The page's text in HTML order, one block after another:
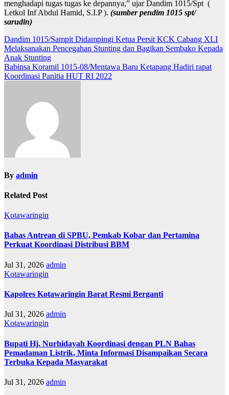
menghadapi tugas tugas ke depannya,” ujar Dandim 1015/Spt (
Letkol Inf Abdul Hamid, S.I.P ). (sumber pendim 1015 spt/
sarudin)
Navigasi
pos
Dandim 1015/Sampit Didampingi Ketua Persit KCK Cabang XLI
Melaksanakan Pencegahan Stunting dan Bagikan Sembako Kepada
Anak Stunting
Babinsa Koramil 1015-08/Mentawa Baru Ketapang Hadiri rapat
Koordinasi Panitia HUT RI 2022
By admin
Related Post
Kotawaringin
Bahas Antrean di SPBU, Pemkab Kobar dan Pertamina
Perkuat Koordinasi Distribusi BBM
Jul 31, 2026 admin
Kotawaringin
Kapolres Kotawaringin Barat Resmi Berganti
Jul 31, 2026 admin
Kotawaringin
Bupati Hj. Nurhidayah Koordinasi dengan PLN Bahas
Pemadaman Listrik, Minta Informasi Disampaikan Secara
Terbuka Kepada Masyarakat
Jul 31, 2026 admin